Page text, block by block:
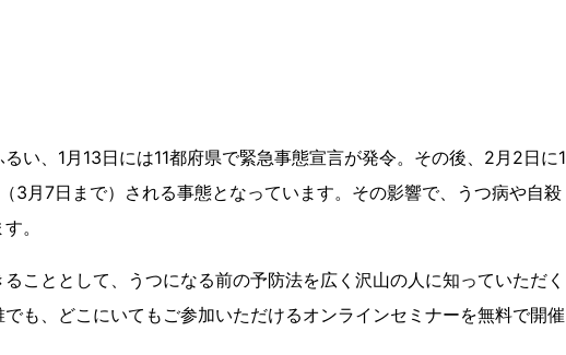
い、1月13日には11都府県で緊急事態宣言が発令。その後、2月2日に1
3月7日まで）される事態となっています。その影響で、うつ病や自殺
。
こととして、うつになる前の予防法を広く沢山の人に知っていただく
も、どこにいてもご参加いただけるオンラインセミナーを無料で開催